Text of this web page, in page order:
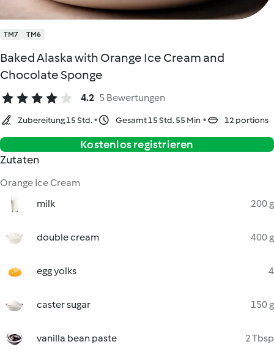
TM7 TM6
Baked Alaska with Orange Ice Cream and
Chocolate Sponge
4.2 5 Bewertungen
Zubereitung 15 Std. Gesamt 15 Std. 55 Min 12 portions
Kostenlos registrieren
Zutaten
Orange Ice Cream
milk
200 g
double cream 400 g
egg yolks 4
caster sugar 150 g
vanilla bean paste 2 Tbsp